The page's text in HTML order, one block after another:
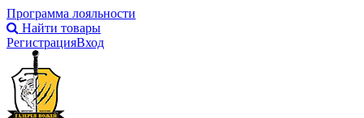
Программа лояльности
Найти товары
РегистрацияВход